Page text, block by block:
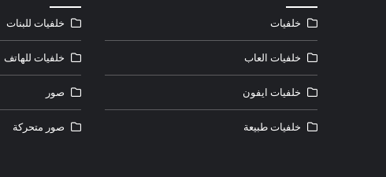
خلفيات
خلفيات العاب
خلفيات ايفون
خلفيات طبيعة
خلفيات للبنات
خلفيات للهاتف
صور
صور متحركة